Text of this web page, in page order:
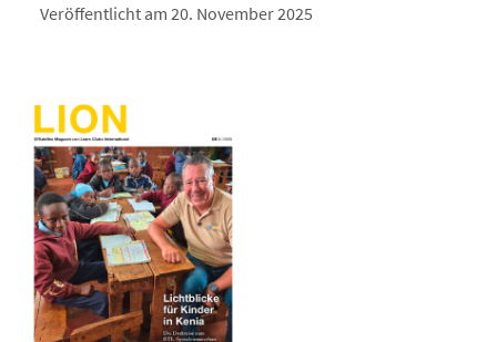
Veröffentlicht am 20. November 2025